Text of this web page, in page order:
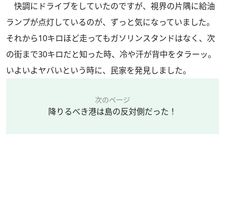
快調にドライブをしていたのですが、視界の片隅に給油
ランプが点灯しているのが、ずっと気になっていました。
それから10キロほど走ってもガソリンスタンドはなく、次
の街まで30キロだと知った時、冷や汗が背中をタラーッ。
いよいよヤバいという時に、民家を発見しました。
次のページ
降りるべき港は島の反対側だった！